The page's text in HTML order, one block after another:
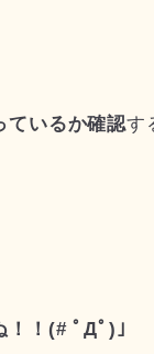
ているか確認す
！！(# ﾟДﾟ)」